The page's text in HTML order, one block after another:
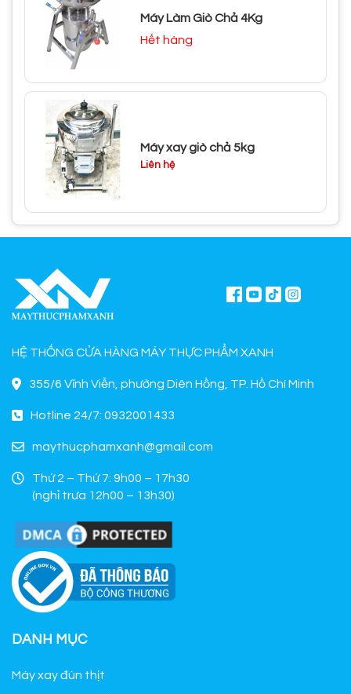
Máy Làm Giò Chả 4Kg
Hết hàng
Máy xay giò chả 5kg
Liên hệ
HỆ THỐNG CỬA HÀNG MÁY THỰC PHẨM XANH
355/6 Vĩnh Viễn, phường Diên Hồng, TP. Hồ Chí Minh
Hotline 24/7: 0932001433
maythucphamxanh@gmail.com
Thứ 2 – Thứ 7: 9h00 – 17h30
(nghỉ trưa 12h00 – 13h30)
DANH MỤC
Máy xay đùn thịt